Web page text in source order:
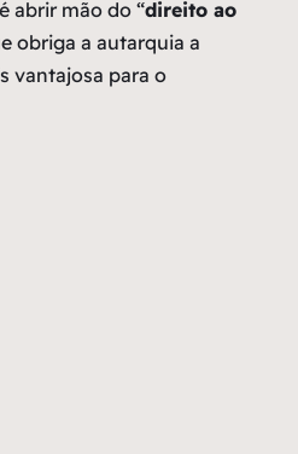
abrir mão do “direito ao
obriga a autarquia a
vantajosa para o